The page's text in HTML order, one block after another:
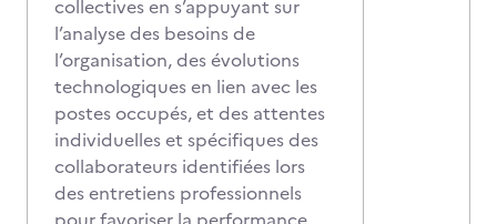
collectives en s’appuyant sur
l’analyse des besoins de
l’organisation, des évolutions
technologiques en lien avec les
postes occupés, et des attentes
individuelles et spécifiques des
collaborateurs identifiées lors
des entretiens professionnels